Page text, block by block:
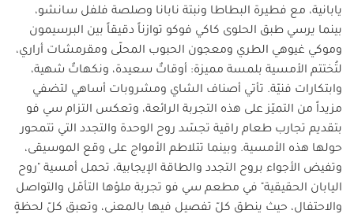
يابانية، مع فطيرة البطاطا ونبتة نابانا وصلصة فلفل سانشو،
بينما يرسي طبق الحلوى كاكي فوكو توازناً دقيقاً بين البرسيمون
وموكي غيوهي الطري ومعجون الحبوب المحلّى ومقرمشات أراري،
لتُختتم الأمسية بلمسة مميزة: أوقاتٌ سعيدة، ونكهاتٌ شهية،
وابتكارات فنيّة. تأتي أصناف الشاي ومشروبات أساهي لتضفي
مزيداً من التميّز على هذه التجربة الرائعة، وتعكس التزام سي فو
بتقديم تجارب طعام راقية تجسّد روح الوحدة والتجدد التي تتمحور
حولها هذه الأمسية. وبينما تتلاطم الأمواج على وقع الموسيقى،
وتفيض الأجواء بروح التجدد والطاقة الإيجابية، تحمل أمسية "روح
اليابان الحقيقية" في مطعم سي فو تجربة ملؤها التأمّل والتواصل
والاحتفال، حيث ينطق كلّ تفصيل فيها بالمعنى، وتعبق كلّ لحظةٍ